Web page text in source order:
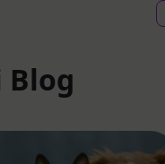
Blog